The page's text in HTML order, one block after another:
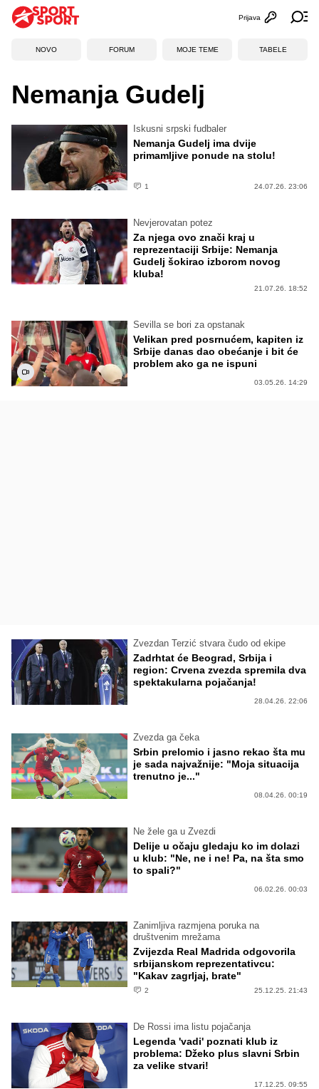
Otvori
Prijava
NOVO FORUM MOJE TEME TABELE
Nemanja Gudelj
Iskusni srpski fudbaler
Nemanja Gudelj ima dvije
primamljive ponude na stolu!
1 24.07.26. 23:06
Nevjerovatan potez
Za njega ovo znači kraj u
reprezentaciji Srbije: Nemanja
Gudelj šokirao izborom novog
kluba!
21.07.26. 18:52
Sevilla se bori za opstanak
Velikan pred posrnućem, kapiten iz
Srbije danas dao obećanje i bit će
problem ako ga ne ispuni
03.05.26. 14:29
Zvezdan Terzić stvara čudo od ekipe
Zadrhtat će Beograd, Srbija i
region: Crvena zvezda spremila dva
spektakularna pojačanja!
28.04.26. 22:06
Zvezda ga čeka
Srbin prelomio i jasno rekao šta mu
je sada najvažnije: "Moja situacija
trenutno je..."
08.04.26. 00:19
Ne žele ga u Zvezdi
Delije u očaju gledaju ko im dolazi
u klub: "Ne, ne i ne! Pa, na šta smo
to spali?"
06.02.26. 00:03
Zanimljiva razmjena poruka na
društvenim mrežama
Zvijezda Real Madrida odgovorila
srbijanskom reprezentativcu:
"Kakav zagrljaj, brate"
2 25.12.25. 21:43
De Rossi ima listu pojačanja
Legenda 'vadi' poznati klub iz
problema: Džeko plus slavni Srbin
za velike stvari!
17.12.25. 09:55